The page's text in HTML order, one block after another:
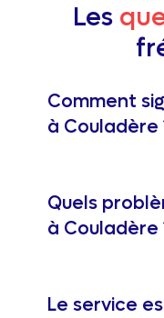
Les
Comment
à Couladère
Quels
à Couladère
Le service